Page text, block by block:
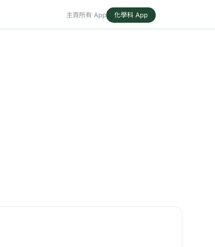
主頁所有 App 化學科 App